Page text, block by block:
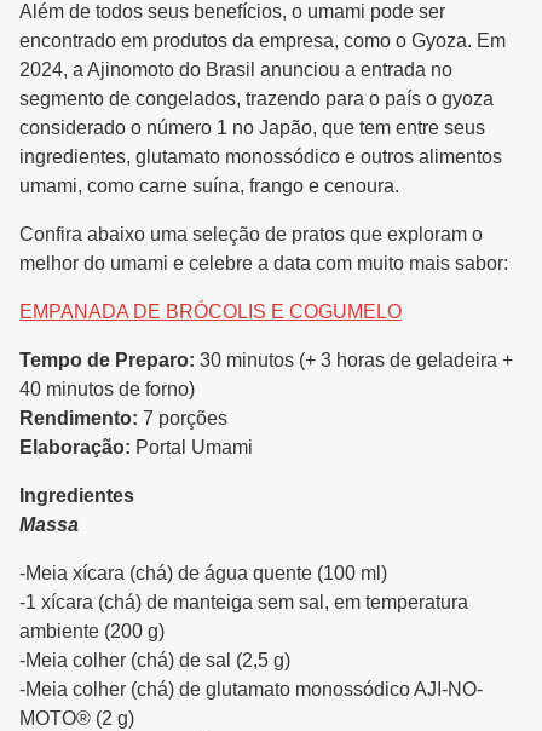
Além de todos seus benefícios, o umami pode ser
encontrado em produtos da empresa, como o Gyoza. Em
2024, a Ajinomoto do Brasil anunciou a entrada no
segmento de congelados, trazendo para o país o gyoza
considerado o número 1 no Japão, que tem entre seus
ingredientes, glutamato monossódico e outros alimentos
umami, como carne suína, frango e cenoura.
Confira abaixo uma seleção de pratos que exploram o
melhor do umami e celebre a data com muito mais sabor:
EMPANADA DE BRÓCOLIS E COGUMELO
Tempo de Preparo: 30 minutos (+ 3 horas de geladeira +
40 minutos de forno)
Rendimento: 7 porções
Elaboração: Portal Umami
Ingredientes
Massa
-Meia xícara (chá) de água quente (100 ml)
-1 xícara (chá) de manteiga sem sal, em temperatura
ambiente (200 g)
-Meia colher (chá) de sal (2,5 g)
-Meia colher (chá) de glutamato monossódico AJI-NO-
MOTO® (2 g)